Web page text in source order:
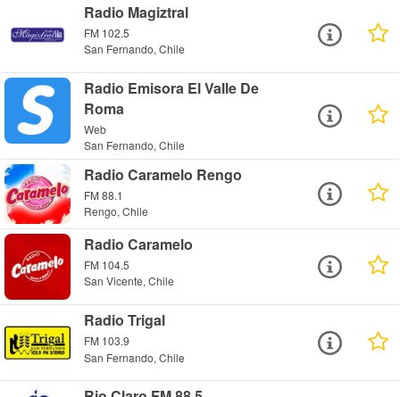
Radio Magiztral
FM 102.5
San Fernando, Chile
Radio Emisora El Valle De
Roma
Web
San Fernando, Chile
Radio Caramelo Rengo
FM 88.1
Rengo, Chile
Radio Caramelo
FM 104.5
San Vicente, Chile
Radio Trigal
FM 103.9
San Fernando, Chile